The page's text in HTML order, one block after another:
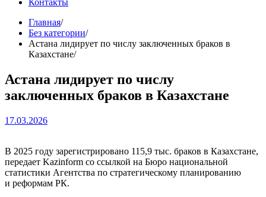
Контакты
Главная
Без категории
Астана лидирует по числу заключенных браков в
Казахстане
Астана лидирует по числу
заключенных браков в Казахстане
17.03.2026
В 2025 году зарегистрировано 115,9 тыс. браков в Казахстане,
передает Kazinform со ссылкой на Бюро национальной
статистики Агентства по стратегическому планированию
и реформам РК.